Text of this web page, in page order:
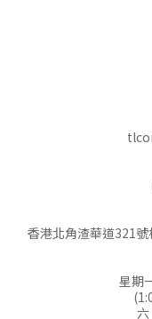
香港北角渣華道321
星期